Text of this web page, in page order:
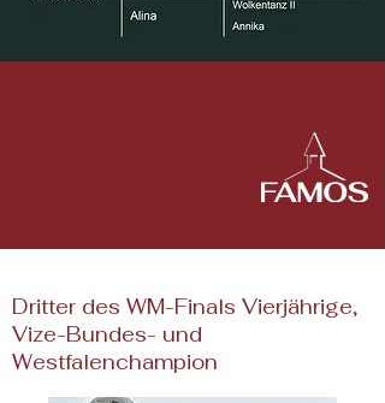
Dritter des WM-Finals Vierjährige,
Vize-Bundes- und
Westfalenchampion